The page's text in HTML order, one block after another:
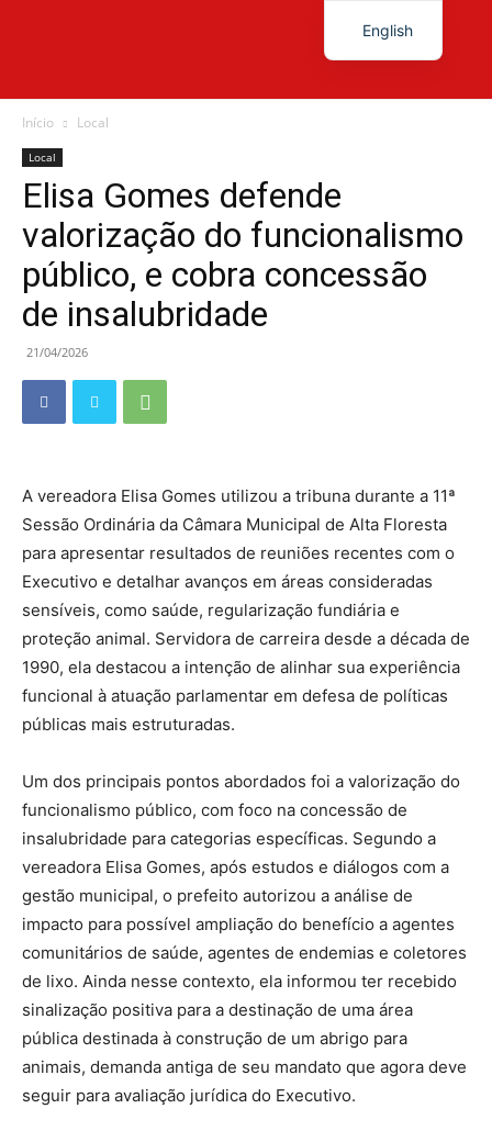
Diário
News
Início Local
Local
Elisa Gomes defende
valorização do funcionalismo
público, e cobra concessão
de insalubridade
21/04/2026
A vereadora Elisa Gomes utilizou a tribuna durante a 11ª
Sessão Ordinária da Câmara Municipal de Alta Floresta
para apresentar resultados de reuniões recentes com o
Executivo e detalhar avanços em áreas consideradas
sensíveis, como saúde, regularização fundiária e
proteção animal. Servidora de carreira desde a década de
1990, ela destacou a intenção de alinhar sua experiência
funcional à atuação parlamentar em defesa de políticas
públicas mais estruturadas.
Um dos principais pontos abordados foi a valorização do
funcionalismo público, com foco na concessão de
insalubridade para categorias específicas. Segundo a
vereadora Elisa Gomes, após estudos e diálogos com a
gestão municipal, o prefeito autorizou a análise de
impacto para possível ampliação do benefício a agentes
comunitários de saúde, agentes de endemias e coletores
de lixo. Ainda nesse contexto, ela informou ter recebido
sinalização positiva para a destinação de uma área
pública destinada à construção de um abrigo para
animais, demanda antiga de seu mandato que agora deve
seguir para avaliação jurídica do Executivo.
English